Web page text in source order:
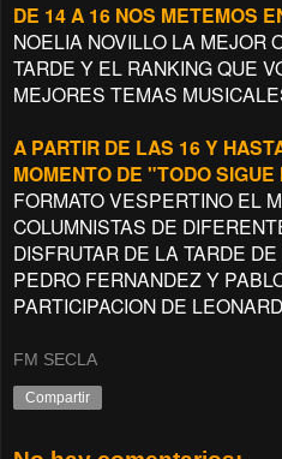
DE 14 A 16 NOS METEMOS
NOELIA NOVILLO LA MEJOR
TARDE Y EL RANKING QUE
MEJORES TEMAS
A PARTIR DE LAS 16 Y
MOMENTO DE "TODO SIGUE
FORMATO VESPERTINO EL
COLUMNISTAS DE
DISFRUTAR DE LA TARDE
PEDRO FERNANDEZ Y
PARTICIPACION DE
FM SECLA
Compartir